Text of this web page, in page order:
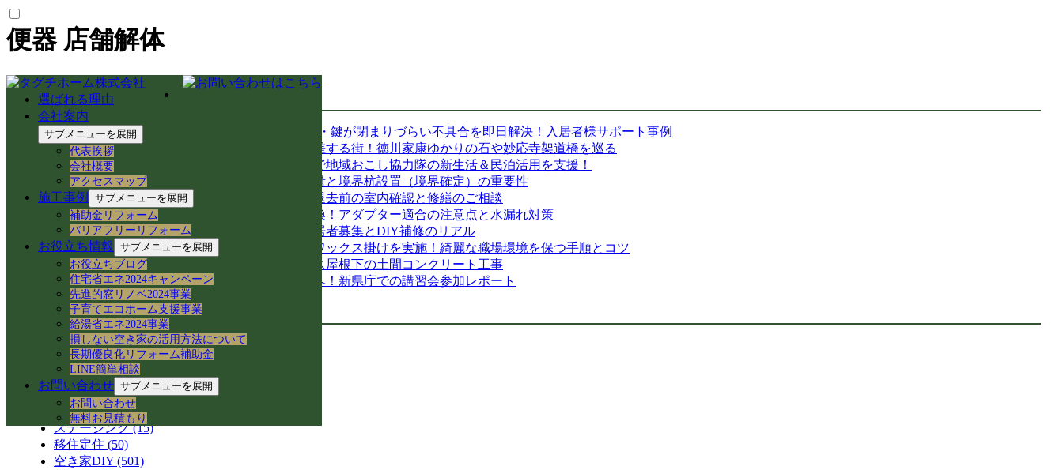
便器 店舗解体
選ばれる理由
会社案内
サブメニューを展開
代表挨拶
会社概要
アクセスマップ
施工事例
サブメニューを展開
補助金リフォーム
バリアフリーリフォーム
お役立ち情報
サブメニューを展開
お役立ちブログ
住宅省エネ2024キャンペーン
先進的窓リノベ2024事業
子育てエコホーム支援事業
給湯省エネ2024事業
損しない空き家の活用方法について
長期優良化リフォーム補助金
LINE簡単相談
お問い合わせ サブメニューを展開
お問い合わせ
無料お見積もり
最新の投稿
【岐阜市のアパート管理】TVが映らない・鍵が閉まりづらい不具合を即日解決！入居者様サポート事例
【中山道今須宿】歴史と空き家再生が交差する街！徳川家康ゆかりの石や妙応寺架道橋を巡る
【空き家から空き家へ】家具レスキューで地域おこし協力隊の新生活＆民泊活用を支援！
岐阜県各務原市での空き家売買｜確定測量と境界杭設置（境界確定）の重要性
岐阜県各務原市｜賃貸住宅の売却準備！退去前の室内確認と修繕のご相談
岐阜市のアパートでシャワーホースを交換！アダプター適合の注意点と水漏れ対策
岐阜県各務原市の空き家・賃貸管理｜入居者募集とDIY補修のリアル
【岐阜県各務原市】事務所の大掃除＆床ワックス掛けを実施！綺麗な職場環境を保つ手順とコツ
岐阜県各務原市｜減築リフォームとテラス屋根下の土間コンクリート工事
【岐阜県】命を守る木造住宅の耐震改修へ！新県庁での講習会参加レポート
カテゴリー
空き家民泊 (22)
空き家活用 (328)
コワーキングスペース (41)
賃貸管理 (162)
リフォーム (239)
ステージング (15)
移住定住 (50)
空き家DIY (501)